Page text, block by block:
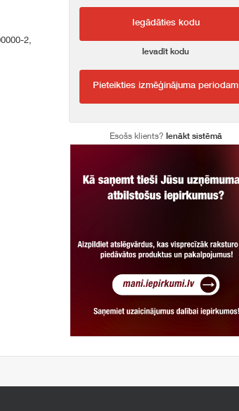
2,
Iegādāties kodu
Ievadīt kodu
Pieteikties izmēģinājuma periodam
Esošs klients? Ienākt sistēmā